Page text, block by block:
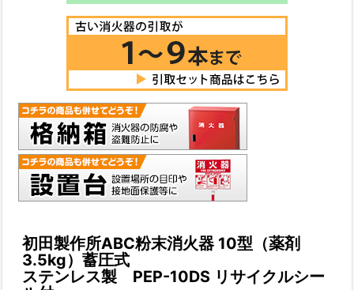
初田製作所ABC粉末消火器 10型（薬剤
3.5kg）蓄圧式
ステンレス製 PEP-10DS リサイクルシー